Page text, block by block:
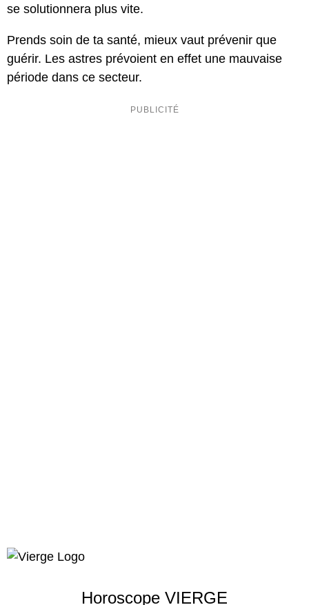
se solutionnera plus vite.
Prends soin de ta santé, mieux vaut prévenir que
guérir. Les astres prévoient en effet une mauvaise
période dans ce secteur.
Horoscope VIERGE